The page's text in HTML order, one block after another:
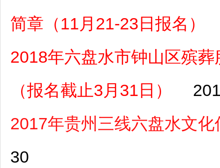
简章（11月21-23日报名）
2018年六盘水市钟山区殡
（报名截止3月31日）
2017年贵州三线六盘水文
30